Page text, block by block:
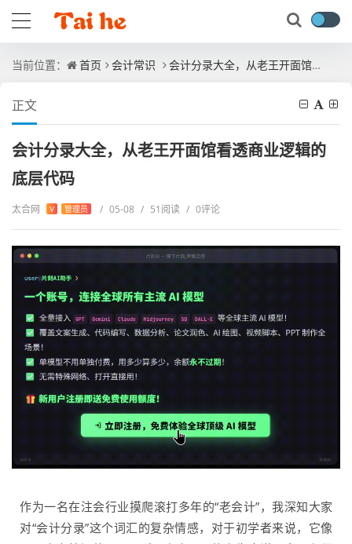
当前位置： 首页 会计常识 会计分录大全，从老王开面馆看透商业逻辑的底层代码
正文
会计分录大全，从老王开面馆看透商业逻辑的
底层代码
太合网 V 管理员 / 05-08 / 51阅读 / 0评论
作为一名在注会行业摸爬滚打多年的“老会计”，我深知大家
对“会计分录”这个词汇的复杂情感，对于初学者来说，它像